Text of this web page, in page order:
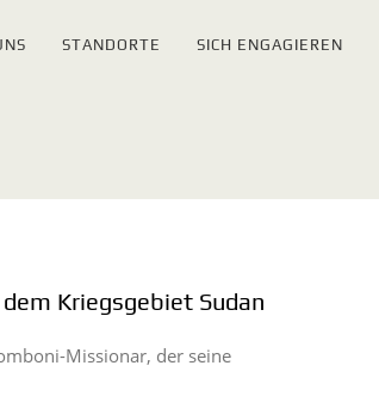
STANDORTE SICH ENGAGIEREN
Kriegsgebiet Sudan
Missionar, der seine